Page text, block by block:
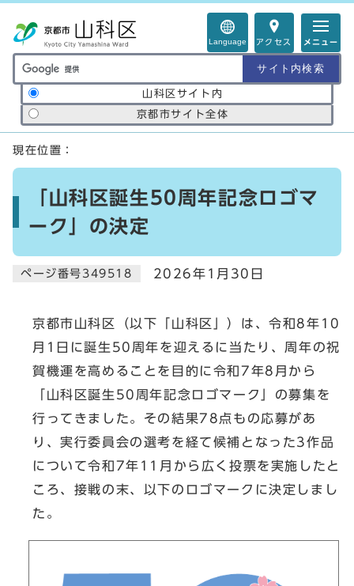
Language アクセス メニュー
サイト内検索の範囲
山科区サイト内
京都市サイト全体
ここから本文です
現在位置：
「山科区誕生50周年記念ロゴマ
ーク」の決定
ページ番号349518 2026年1月30日
京都市山科区（以下「山科区」）は、令和8年10
月1日に誕生50周年を迎えるに当たり、周年の祝
賀機運を高めることを目的に令和7年8月から
「山科区誕生50周年記念ロゴマーク」の募集を
行ってきました。その結果78点もの応募があ
り、実行委員会の選考を経て候補となった3作品
について令和7年11月から広く投票を実施したと
ころ、接戦の末、以下のロゴマークに決定しまし
た。